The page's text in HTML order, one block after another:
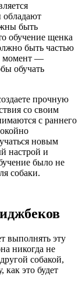
обладают
быть
обучение щенка
быть частью
момент —
обучать
прочную
со своим
с раннего
новым
настрой и
было не
собаки.
выполнять эту
никогда не
собакой,
как это будет